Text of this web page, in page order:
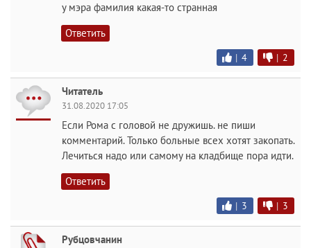
у мэра фамилия какая-то странная
Ответить
| 4 | 2
Читатель
31.08.2020 17:05
Если Рома с головой не дружишь. не пиши
комментарий. Только больные всех хотят закопать.
Лечиться надо или самому на кладбище пора идти.
Ответить
| 3 | 3
Рубцовчанин